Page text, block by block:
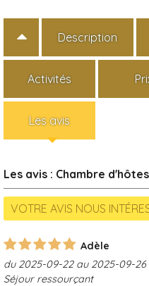
Description
Activités
Les avis
Les avis : Chambre
Adèle
du 2025-09-22 au 2025-09-26
Séjour ressourçant